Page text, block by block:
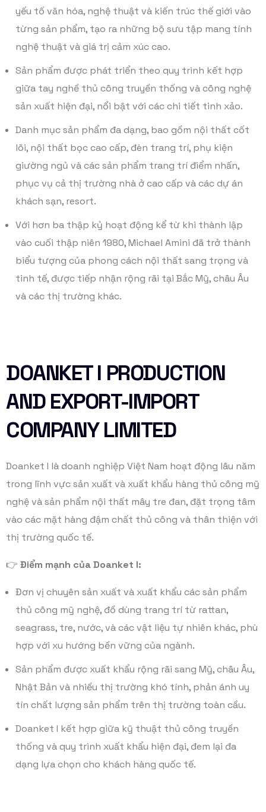
yếu tố văn hóa, nghệ thuật và kiến trúc thế giới vào
từng sản phẩm, tạo ra những bộ sưu tập mang tính
nghệ thuật và giá trị cảm xúc cao.
Sản phẩm được phát triển theo quy trình kết hợp
giữa tay nghề thủ công truyền thống và công nghệ
sản xuất hiện đại, nổi bật với các chi tiết tinh xảo.
Danh mục sản phẩm đa dạng, bao gồm nội thất cốt
lõi, nội thất bọc cao cấp, đèn trang trí, phụ kiện
giường ngủ và các sản phẩm trang trí điểm nhấn,
phục vụ cả thị trường nhà ở cao cấp và các dự án
khách sạn, resort.
Với hơn ba thập kỷ hoạt động kể từ khi thành lập
vào cuối thập niên 1980, Michael Amini đã trở thành
biểu tượng của phong cách nội thất sang trọng và
tinh tế, được tiếp nhận rộng rãi tại Bắc Mỹ, châu Âu
và các thị trường khác.
DOANKET I PRODUCTION
AND EXPORT-IMPORT
COMPANY LIMITED
Doanket I là doanh nghiệp Việt Nam hoạt động lâu năm
trong lĩnh vực sản xuất và xuất khẩu hàng thủ công mỹ
nghệ và sản phẩm nội thất mây tre đan, đặt trọng tâm
vào các mặt hàng đậm chất thủ công và thân thiện với
thị trường quốc tế.
👉 Điểm mạnh của Doanket I:
Đơn vị chuyên sản xuất và xuất khẩu các sản phẩm
thủ công mỹ nghệ, đồ dùng trang trí từ rattan,
seagrass, tre, nước, và các vật liệu tự nhiên khác, phù
hợp với xu hướng bền vững của ngành.
Sản phẩm được xuất khẩu rộng rãi sang Mỹ, châu Âu,
Nhật Bản và nhiều thị trường khó tính, phản ánh uy
tín chất lượng sản phẩm trên thị trường toàn cầu.
Doanket I kết hợp giữa kỹ thuật thủ công truyền
thống và quy trình xuất khẩu hiện đại, đem lại đa
dạng lựa chọn cho khách hàng quốc tế.